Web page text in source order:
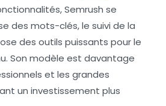
Semrush se
des mots-clés, le suivi de la
des outils puissants pour le
Son modèle est davantage
et les grandes
un investissement plus